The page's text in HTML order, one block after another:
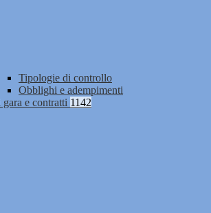
Tipologie di controllo
Obblighi e adempimenti
e contratti 1142